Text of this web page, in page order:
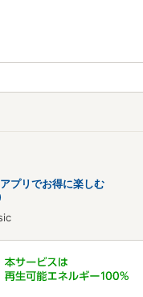
プリでお得に楽しむ